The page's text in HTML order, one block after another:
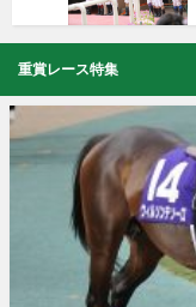
重賞レース特集